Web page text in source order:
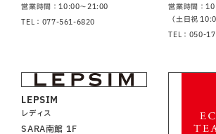
営業時間：10:00～21:00
TEL：077-561-6820
営業時間：
（土日祝
TEL：050-
LEPSIM
レディス
SARA南館 1F